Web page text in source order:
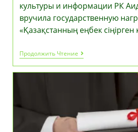
культуры и информации РК
вручила государственную
«Қазақстанның еңбек сіңірген
Продолжить ЧтениеУказом
Президента
Казахстана